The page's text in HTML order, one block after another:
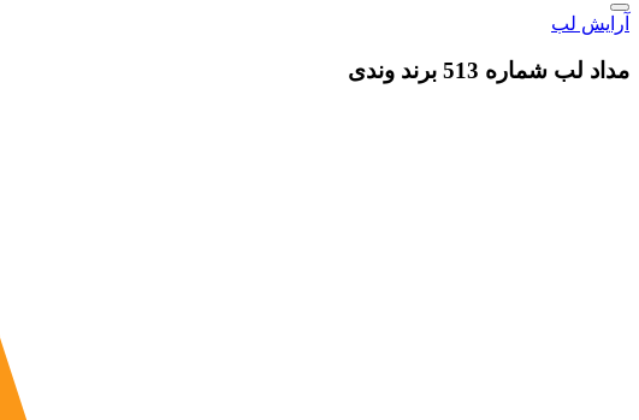
آرایش لب
مداد لب شماره 513 برند وندی